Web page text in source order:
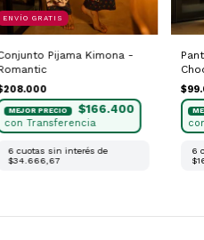
ENVÍO GRATIS
Pijama Kimona -
$166.400
6 cuotas sin interés de
$34.666,67
6